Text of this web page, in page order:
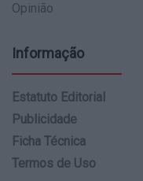
Opinião
Informação
Estatuto Editorial
Publicidade
Ficha Técnica
Termos de Uso